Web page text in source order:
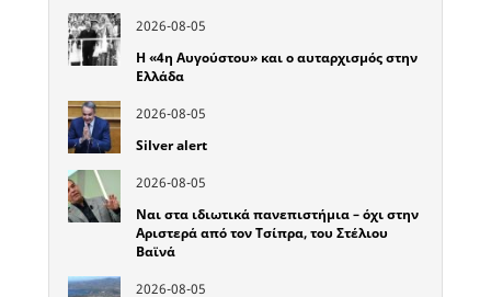
2026-08-05
Η «4η Αυγούστου» και ο αυταρχισμός στην
Ελλάδα
2026-08-05
Silver alert
2026-08-05
Ναι στα ιδιωτικά πανεπιστήμια – όχι στην
Αριστερά από τον Τσίπρα, του Στέλιου
Βαϊνά
2026-08-05